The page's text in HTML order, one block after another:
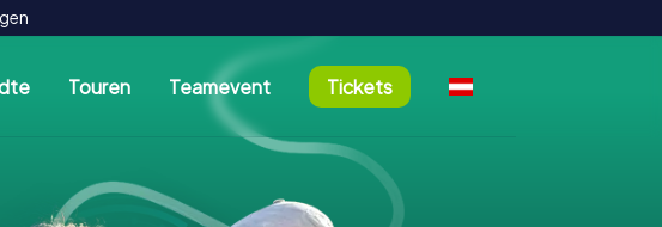
Touren Teamevent Tickets